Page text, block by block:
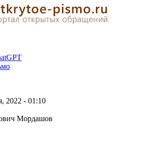
2022 - 01:10
Мордашов